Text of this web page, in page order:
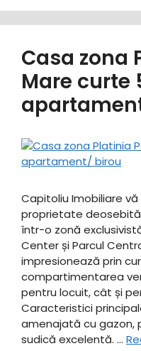
Casa zona
Mare curte
Capitoliu Imobiliare
proprietate
într-o zonă
Center și Parcul
impresionează prin
compartimentarea
pentru locuit, cât și
Caracteristici
amenajată cu gazon,
sudică excelentă. …